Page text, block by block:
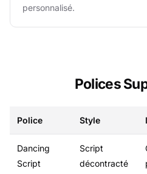
personnalisé.
Polices
Police Style
Dancing
Script
Script
décontracté